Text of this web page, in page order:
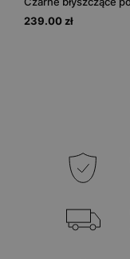
239.00 zł